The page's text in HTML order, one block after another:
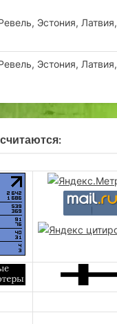
Эстония, Латвия,
Эстония, Латвия,